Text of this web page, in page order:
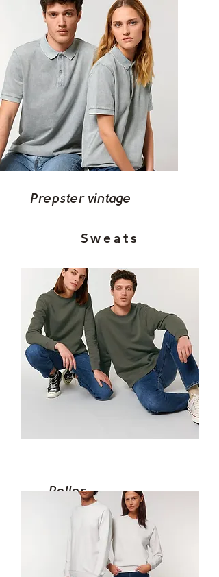
Prepster vintage
Sweats
Roller